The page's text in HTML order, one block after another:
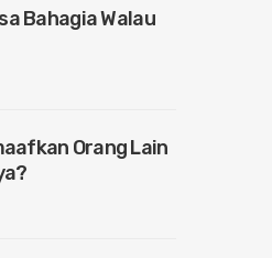
Bahagia Walau
Orang Lain